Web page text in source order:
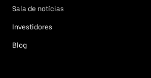
Sala de notícias
Investidores
Blog